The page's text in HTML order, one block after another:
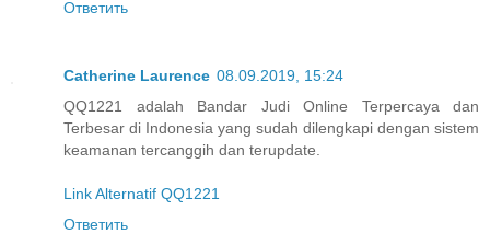
Ответить
Catherine Laurence 08.09.2019, 15:24
QQ1221 adalah Bandar Judi Online Terpercaya dan
Terbesar di Indonesia yang sudah dilengkapi dengan sistem
keamanan tercanggih dan terupdate.
Link Alternatif QQ1221
Ответить